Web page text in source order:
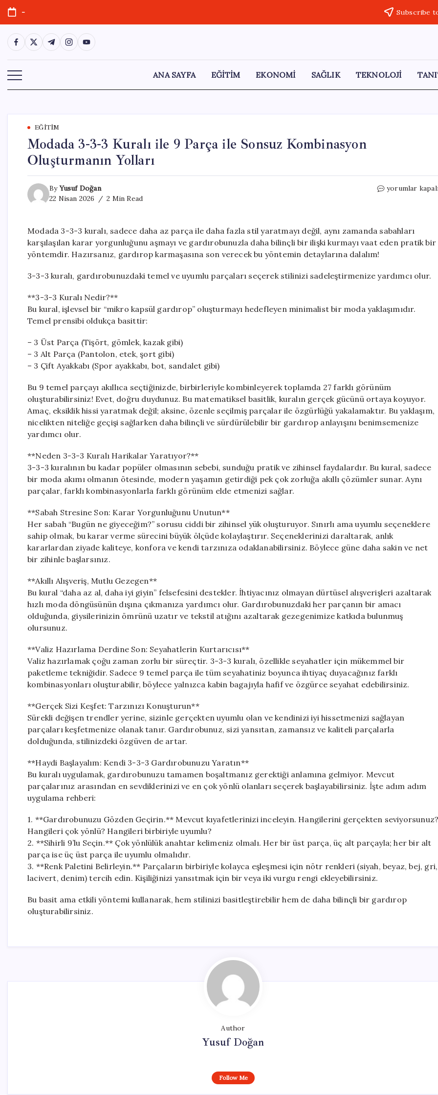
Skip
content
- Subscribe
https://www.facebook.com/
https://twitter.com/
https://t.me/
https://www.instagram.com/
https://youtube.com/
ANA SAYFA EĞİTİM EKONOMİ SAĞLIK TEKNOLOJİ
EĞITIM
Modada 3-3-3 Kuralı ile 9 Parça ile Sonsuz Kombinasyon
Oluşturmanın Yolları
ByYusuf Doğan
22 Nisan 2026
2 Min Read
Modada
Kuralı
ile
Sonsuz
Yolları
yorumlar
Modada 3-3-3 kuralı, sadece daha az parça ile daha fazla stil yaratmayı değil, aynı zamanda sabahları
karşılaşılan karar yorgunluğunu aşmayı ve gardırobunuzla daha bilinçli bir ilişki kurmayı vaat eden pratik bir
yöntemdir. Hazırsanız, gardırop karmaşasına son verecek bu yöntemin detaylarına dalalım!
3-3-3 kuralı, gardırobunuzdaki temel ve uyumlu parçaları seçerek stilinizi sadeleştirmenize yardımcı olur.
**3-3-3 Kuralı Nedir?**
Bu kural, işlevsel bir “mikro kapsül gardırop” oluşturmayı hedefleyen minimalist bir moda yaklaşımıdır.
Temel prensibi oldukça basittir:
– 3 Üst Parça (Tişört, gömlek, kazak gibi)
– 3 Alt Parça (Pantolon, etek, şort gibi)
– 3 Çift Ayakkabı (Spor ayakkabı, bot, sandalet gibi)
Bu 9 temel parçayı akıllıca seçtiğinizde, birbirleriyle kombinleyerek toplamda 27 farklı görünüm
oluşturabilirsiniz! Evet, doğru duydunuz. Bu matematiksel basitlik, kuralın gerçek gücünü ortaya koyuyor.
Amaç, eksiklik hissi yaratmak değil; aksine, özenle seçilmiş parçalar ile özgürlüğü yakalamaktır. Bu yaklaşım,
nicelikten niteliğe geçişi sağlarken daha bilinçli ve sürdürülebilir bir gardırop anlayışını benimsemenize
yardımcı olur.
**Neden 3-3-3 Kuralı Harikalar Yaratıyor?**
3-3-3 kuralının bu kadar popüler olmasının sebebi, sunduğu pratik ve zihinsel faydalardır. Bu kural, sadece
bir moda akımı olmanın ötesinde, modern yaşamın getirdiği pek çok zorluğa akıllı çözümler sunar. Aynı
parçalar, farklı kombinasyonlarla farklı görünüm elde etmenizi sağlar.
**Sabah Stresine Son: Karar Yorgunluğunu Unutun**
Her sabah “Bugün ne giyeceğim?” sorusu ciddi bir zihinsel yük oluşturuyor. Sınırlı ama uyumlu seçeneklere
sahip olmak, bu karar verme sürecini büyük ölçüde kolaylaştırır. Seçeneklerinizi daraltarak, anlık
kararlardan ziyade kaliteye, konfora ve kendi tarzınıza odaklanabilirsiniz. Böylece güne daha sakin ve net
bir zihinle başlarsınız.
**Akıllı Alışveriş, Mutlu Gezegen**
Bu kural “daha az al, daha iyi giyin” felsefesini destekler. İhtiyacınız olmayan dürtüsel alışverişleri azaltarak
hızlı moda döngüsünün dışına çıkmanıza yardımcı olur. Gardırobunuzdaki her parçanın bir amacı
olduğunda, giysilerinizin ömrünü uzatır ve tekstil atığını azaltarak gezegenimize katkıda bulunmuş
olursunuz.
**Valiz Hazırlama Derdine Son: Seyahatlerin Kurtarıcısı**
Valiz hazırlamak çoğu zaman zorlu bir süreçtir. 3-3-3 kuralı, özellikle seyahatler için mükemmel bir
paketleme tekniğidir. Sadece 9 temel parça ile tüm seyahatiniz boyunca ihtiyaç duyacağınız farklı
kombinasyonları oluşturabilir, böylece yalnızca kabin bagajıyla hafif ve özgürce seyahat edebilirsiniz.
**Gerçek Sizi Keşfet: Tarzınızı Konuşturun**
Sürekli değişen trendler yerine, sizinle gerçekten uyumlu olan ve kendinizi iyi hissetmenizi sağlayan
parçaları keşfetmenize olanak tanır. Gardırobunuz, sizi yansıtan, zamansız ve kaliteli parçalarla
dolduğunda, stilinizdeki özgüven de artar.
**Haydi Başlayalım: Kendi 3-3-3 Gardırobunuzu Yaratın**
Bu kuralı uygulamak, gardırobunuzu tamamen boşaltmanız gerektiği anlamına gelmiyor. Mevcut
parçalarınız arasından en sevdiklerinizi ve en çok yönlü olanları seçerek başlayabilirsiniz. İşte adım adım
uygulama rehberi:
1. **Gardırobunuzu Gözden Geçirin.** Mevcut kıyafetlerinizi inceleyin. Hangilerini gerçekten
Hangileri çok yönlü? Hangileri birbiriyle uyumlu?
2. **Sihirli 9’lu Seçin.** Çok yönlülük anahtar kelimeniz olmalı. Her bir üst parça, üç alt parçayla; her bir alt
parça ise üç üst parça ile uyumlu olmalıdır.
3. **Renk Paletini Belirleyin.** Parçaların birbiriyle kolayca eşleşmesi için nötr renkleri (siyah, beyaz, bej, gri,
lacivert, denim) tercih edin. Kişiliğinizi yansıtmak için bir veya iki vurgu rengi ekleyebilirsiniz.
Bu basit ama etkili yöntemi kullanarak, hem stilinizi basitleştirebilir hem de daha bilinçli bir gardırop
oluşturabilirsiniz.
Author
Yusuf Doğan
Follow Me